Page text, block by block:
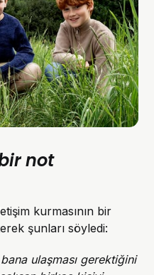
not
kurmasının bir
şunları söyledi:
ulaşması gerektiğini